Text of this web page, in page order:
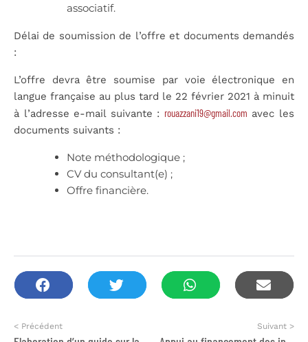
associatif.
Délai de soumission de l’offre et documents demandés
:
L’offre devra être soumise par voie électronique en
langue française au plus tard le 22 février 2021 à minuit
à l’adresse e-mail suivante : rouazzani19@gmail.com avec les
documents suivants :
Note méthodologique ;
CV du consultant(e) ;
Offre financière.
< Précédent Suivant >